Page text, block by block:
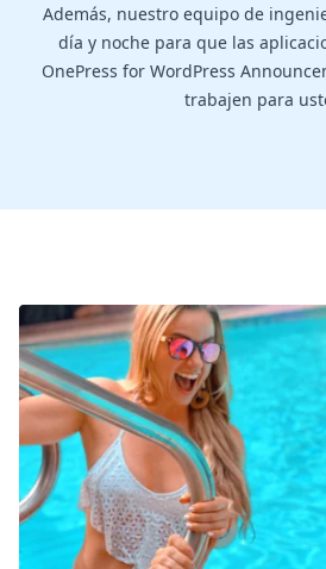
Además, nuestro equipo de
día y noche para que las
OnePress for WordPress
trabajen para